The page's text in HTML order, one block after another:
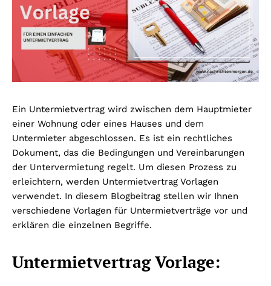
Ein Untermietvertrag wird zwischen dem Hauptmieter
einer Wohnung oder eines Hauses und dem
Untermieter abgeschlossen. Es ist ein rechtliches
Dokument, das die Bedingungen und Vereinbarungen
der Untervermietung regelt. Um diesen Prozess zu
erleichtern, werden Untermietvertrag Vorlagen
verwendet. In diesem Blogbeitrag stellen wir Ihnen
verschiedene Vorlagen für Untermietverträge vor und
erklären die einzelnen Begriffe.
Untermietvertrag Vorlage: